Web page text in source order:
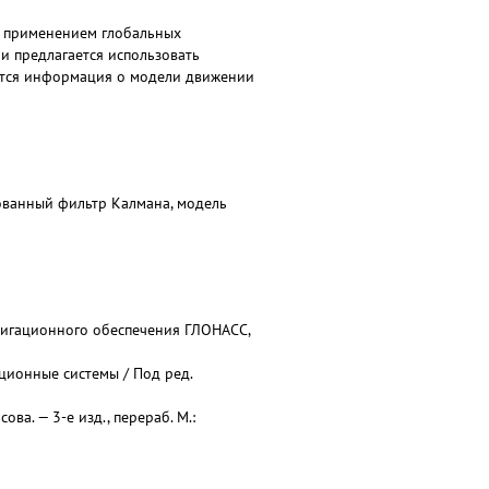
применением глобальных
использовать
информация о модели движении
фильтр Калмана, модель
обеспечения ГЛОНАСС,
системы / Под ред.
— 3-е изд., перераб. М.: